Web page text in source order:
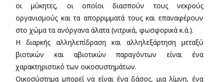
οι μύκητες, οι οποίοι διασπούν τους νεκρούς
οργανισμούς και τα απορριμματά τους και επαναφέρουν
στο χώμα τα ανόργανα άλατα (νιτρικά, φωσφορικά κ.ά.).
Η διαρκής αλληλεπίδραση και αλληλεξάρτηση μεταξύ
βιοτικών και αβιοτικών παραγόντων είναι ένα
χαρακτηριστικό των οικοσυστημάτων.
Οικοσύστημα μπορεί να είναι ένα δάσος, μια λίμνη, ένα